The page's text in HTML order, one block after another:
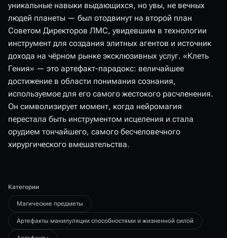
уникальные навыки выдающихся, но увы, не вечных
людей планеты — был отодвинут на второй план
Советом Директоров ЛМС, увидевшим в технологии
инструмент для создания элитных агентов и источник
дохода на чёрном рынке эксклюзивных услуг. «Клеть
Гения» — это артефакт-парадокс: величайшее
достижение в области понимания сознания,
используемое для его самого жестокого расчленения.
Он символизирует момент, когда нейромагия
перестала быть инструментом исцеления и стала
орудием тончайшего, самого бесчеловечного
хирургического вмешательства.
Категории
Магические предметы
Артефакты манипуляции способностями и жизненной силой